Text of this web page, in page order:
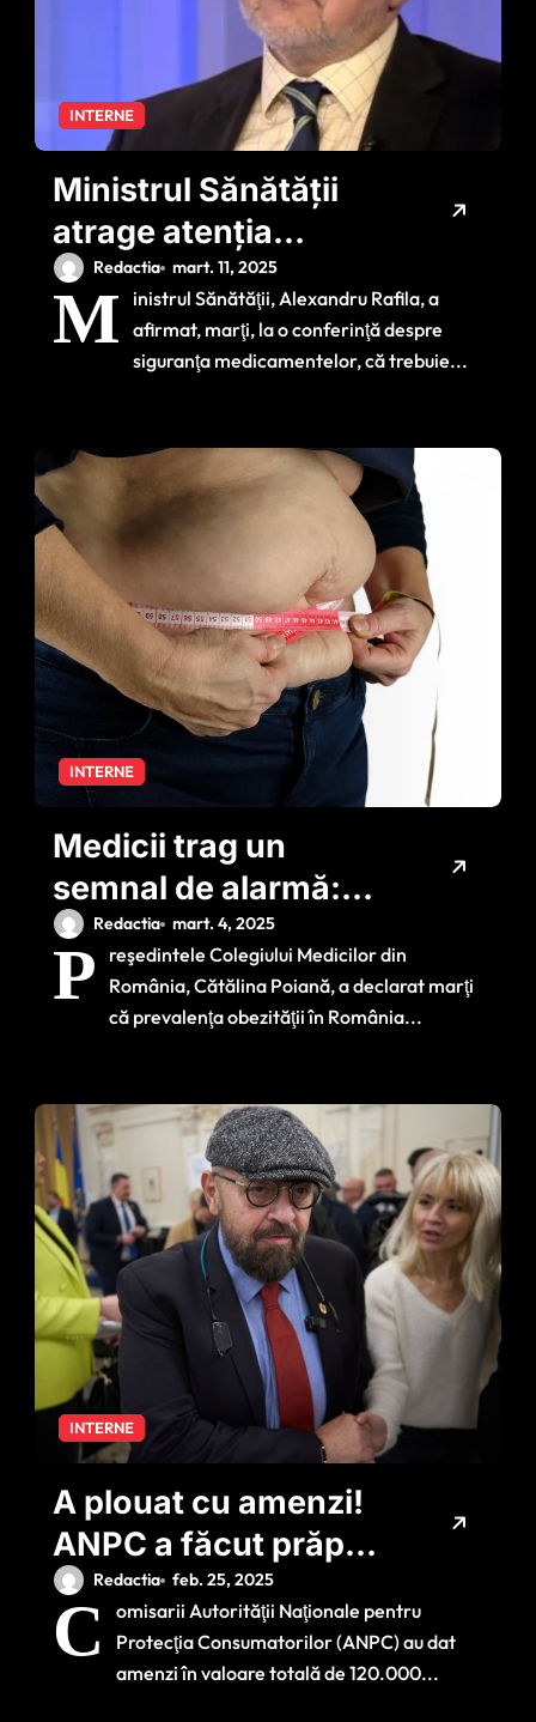
INTERNE
Ministrul Sănătății
atrage atenția
asupra unui fenomen
care pune în pericol
sănătatea publică
Redactia mart. 11, 2025
M
inistrul Sănătăţii, Alexandru Rafila, a
afirmat, marţi, la o conferinţă despre
siguranţa medicamentelor, că trebuie...
INTERNE
Medicii trag un
semnal de alarmă:
Patru milioane de
români suferă de
obezitate
Redactia mart. 4, 2025
P
reşedintele Colegiului Medicilor din
România, Cătălina Poiană, a declarat marţi
că prevalenţa obezităţii în România...
INTERNE
A plouat cu amenzi!
ANPC a făcut prăpăd
în spitalele aflate în
subordinea ASSMB
Redactia feb. 25, 2025
C
omisarii Autorităţii Naţionale pentru
Protecţia Consumatorilor (ANPC) au dat
amenzi în valoare totală de 120.000...